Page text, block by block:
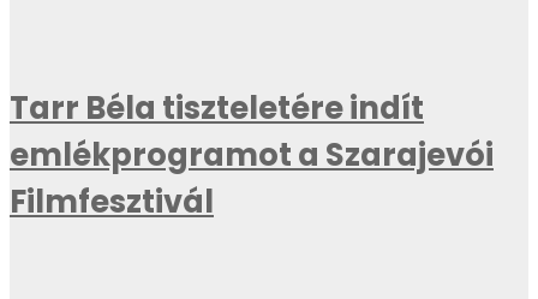
Tarr Béla tiszteletére indít
emlékprogramot a Szarajevói
Filmfesztivál